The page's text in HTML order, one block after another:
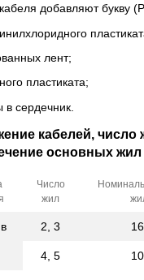
добавляют букву
лент;
пластиката;
сердечник.
кабелей, число
основных жил
Число
жил
2, 3
4, 5